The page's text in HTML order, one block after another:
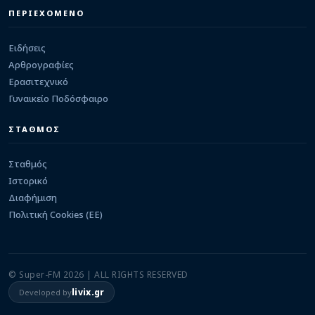
05/08/2026 · 23:29
ΠΕΡΙΕΧΟΜΕΝΟ
Ειδήσεις
Αρθρογραφίες
Ερασιτεχνικό
Γυναικείο Ποδόσφαιρο
ΣΤΑΘΜΟΣ
Σταθμός
Ιστορικό
Διαφήμιση
Πολιτική Cookies (ΕΕ)
© Super-FM 2026 | ALL RIGHTS RESERVED
Developed bylivix.gr